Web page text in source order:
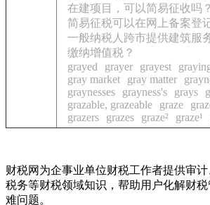
在建项目，可以简易征收吗？
简易征税可以在网上备案登
一般纳税人跨市提供建筑服
缴纳增值税？
grayed
grayer grayest
gray market
gray matter
graynesses
grayness's grays
grazable, grazeable
graze
grazers
grazes graze² graze¹
财税网为企事业单位财税工作者提供审计
税务等财税领域知识，帮助用户化解财
难问题。